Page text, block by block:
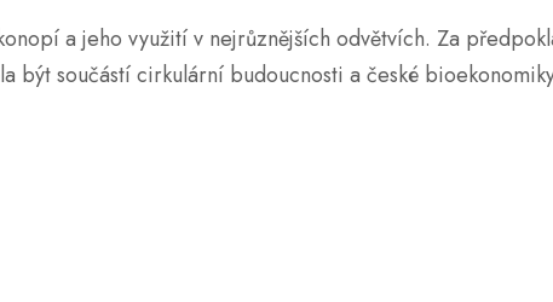
a jeho využití v nejrůznějších odvětvích. Za
být součástí cirkulární budoucnosti a české